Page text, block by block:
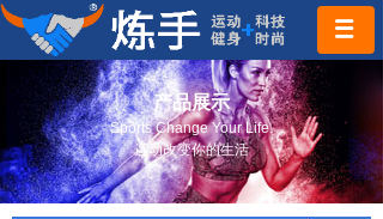
产品展示
Sports Change Your Life.
运动改变你的生活